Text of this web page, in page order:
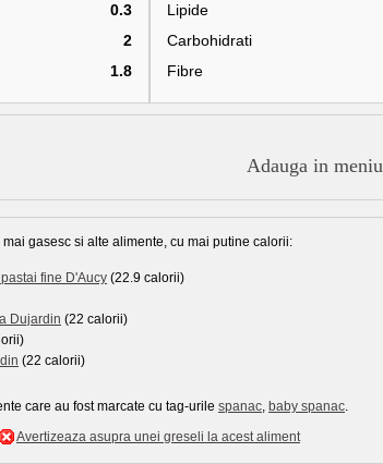
0.3
2
1.8
Lipide
Carbohidrati
Fibre
Adauga in meniu
mai gasesc si alte alimente, cu mai putine calorii:
fine D'Aucy (22.9 calorii)
Dujardin (22 calorii)
(22 calorii)
care au fost marcate cu tag-urile spanac, baby spanac.
Avertizeaza asupra unei greseli la acest aliment